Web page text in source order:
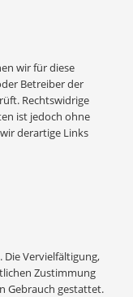
wir für diese
Betreiber der
Rechtswidrige
ist jedoch ohne
derartige Links
Vervielfältigung,
Zustimmung
Gebrauch gestattet.